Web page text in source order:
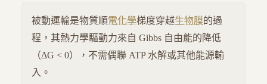
被動運輸是物質順電化學梯度穿越生物膜的過
程，其熱力學驅動力來自 Gibbs 自由能的降低
（ΔG < 0），不需偶聯 ATP 水解或其他能源輸
入。